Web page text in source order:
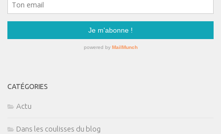
CATÉGORIES
Actu
Dans les coulisses du blog